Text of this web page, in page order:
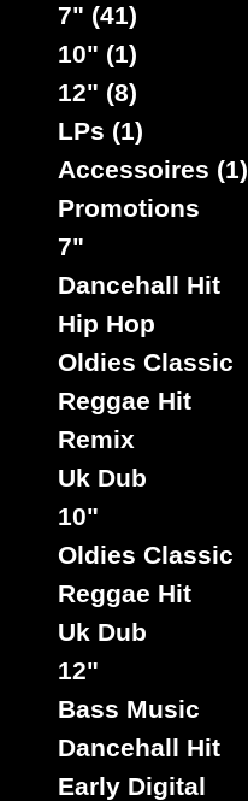
7" (41)
10" (1)
12" (8)
LPs (1)
Accessoires (1)
Promotions
7"
Dancehall Hit
Hip Hop
Oldies Classic
Reggae Hit
Remix
Uk Dub
10"
Oldies Classic
Reggae Hit
Uk Dub
12"
Bass Music
Dancehall Hit
Early Digital